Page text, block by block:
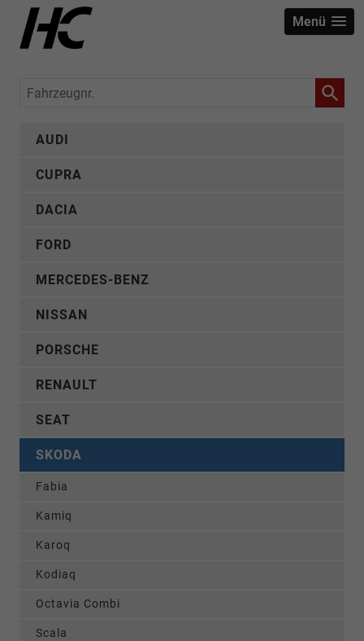
Menü
Fahrzeugnr.
AUDI
CUPRA
DACIA
FORD
MERCEDES-BENZ
NISSAN
PORSCHE
RENAULT
SEAT
SKODA
Fabia
Kamiq
Karoq
Kodiaq
Octavia Combi
Scala